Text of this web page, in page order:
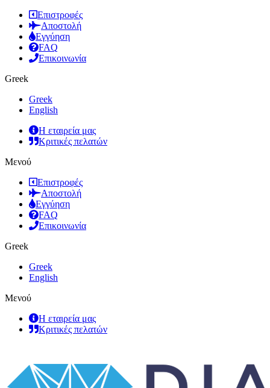
Επιστροφές
Αποστολή
Εγγύηση
FAQ
Επικοινωνία
Greek
Greek
English
Η εταιρεία μας
Κριτικές πελατών
Μενού
Επιστροφές
Αποστολή
Εγγύηση
FAQ
Επικοινωνία
Greek
Greek
English
Μενού
Η εταιρεία μας
Κριτικές πελατών